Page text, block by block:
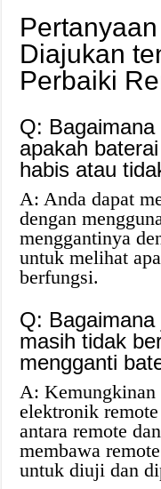
Diajukan
Perbaiki
Q:
apakah
habis atau
A: Anda dapat
dengan
menggantinya
untuk melihat
berfungsi.
Q:
masih tidak
mengganti
A: Kemungkinan
elektronik
antara remote
membawa
untuk diuji dan